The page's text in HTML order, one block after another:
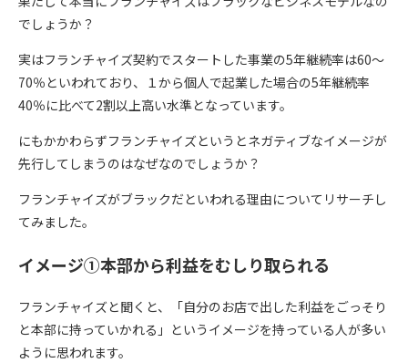
でしょうか？
実はフランチャイズ契約でスタートした事業の5年継続率は60〜
70％といわれており、１から個人で起業した場合の5年継続率
40％に比べて2割以上高い水準となっています。
にもかかわらずフランチャイズというとネガティブなイメージが
先行してしまうのはなぜなのでしょうか？
フランチャイズがブラックだといわれる理由についてリサーチし
てみました。
イメージ①本部から利益をむしり取られる
フランチャイズと聞くと、「自分のお店で出した利益をごっそり
と本部に持っていかれる」というイメージを持っている人が多い
ように思われます。